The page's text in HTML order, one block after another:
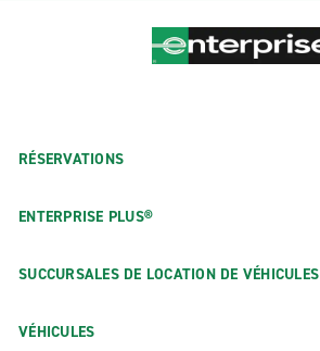
RÉSERVATIONS
ENTERPRISE PLUS®
SUCCURSALES DE LOCATION DE VÉHICULES
VÉHICULES